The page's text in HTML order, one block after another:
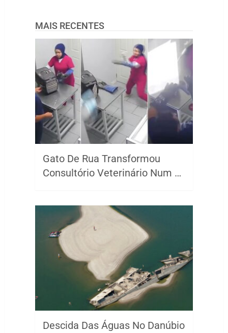
MAIS RECENTES
Gato De Rua Transformou
Consultório Veterinário Num …
Descida Das Águas No Danúbio